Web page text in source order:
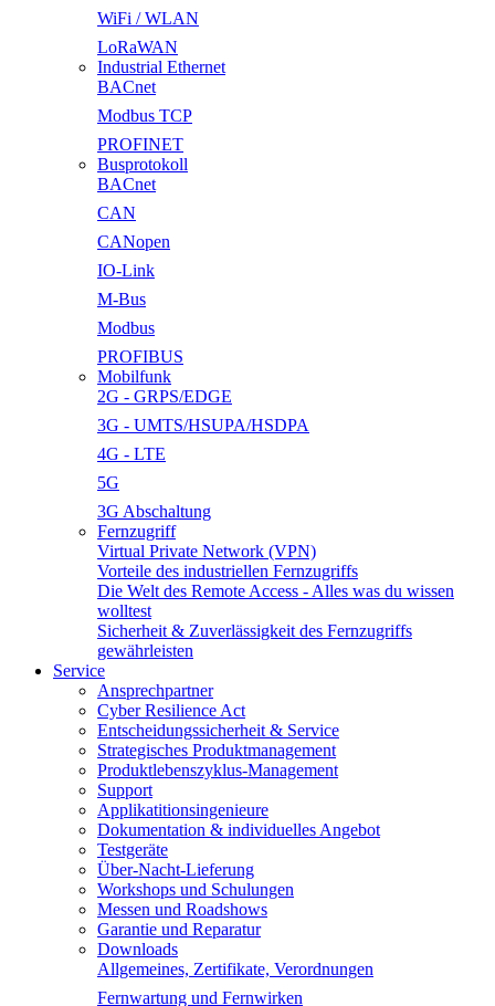
WiFi / WLAN
LoRaWAN
Industrial Ethernet
BACnet
Modbus TCP
PROFINET
Busprotokoll
BACnet
CAN
CANopen
IO-Link
M-Bus
Modbus
PROFIBUS
Mobilfunk
2G - GRPS/EDGE
3G - UMTS/HSUPA/HSDPA
4G - LTE
5G
3G Abschaltung
Fernzugriff
Virtual Private Network (VPN)
Vorteile des industriellen Fernzugriffs
Die Welt des Remote Access - Alles was du wissen
wolltest
Sicherheit & Zuverlässigkeit des Fernzugriffs
gewährleisten
Service
Ansprechpartner
Cyber Resilience Act
Entscheidungssicherheit & Service
Strategisches Produktmanagement
Produktlebenszyklus-Management
Support
Applikatitionsingenieure
Dokumentation & individuelles Angebot
Testgeräte
Über-Nacht-Lieferung
Workshops und Schulungen
Messen und Roadshows
Garantie und Reparatur
Downloads
Allgemeines, Zertifikate, Verordnungen
Fernwartung und Fernwirken